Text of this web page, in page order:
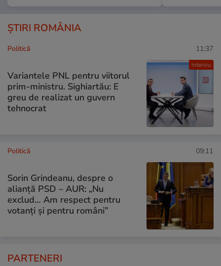
ȘTIRI ROMÂNIA
Interviu
Politică 11:37
Variantele PNL pentru viitorul
prim-ministru. Sighiartău: E
greu de realizat un guvern
tehnocrat
Politică 09:11
Sorin Grindeanu, despre o
alianță PSD – AUR: „Nu
exclud… Am respect pentru
votanți și pentru români”
PARTENERI